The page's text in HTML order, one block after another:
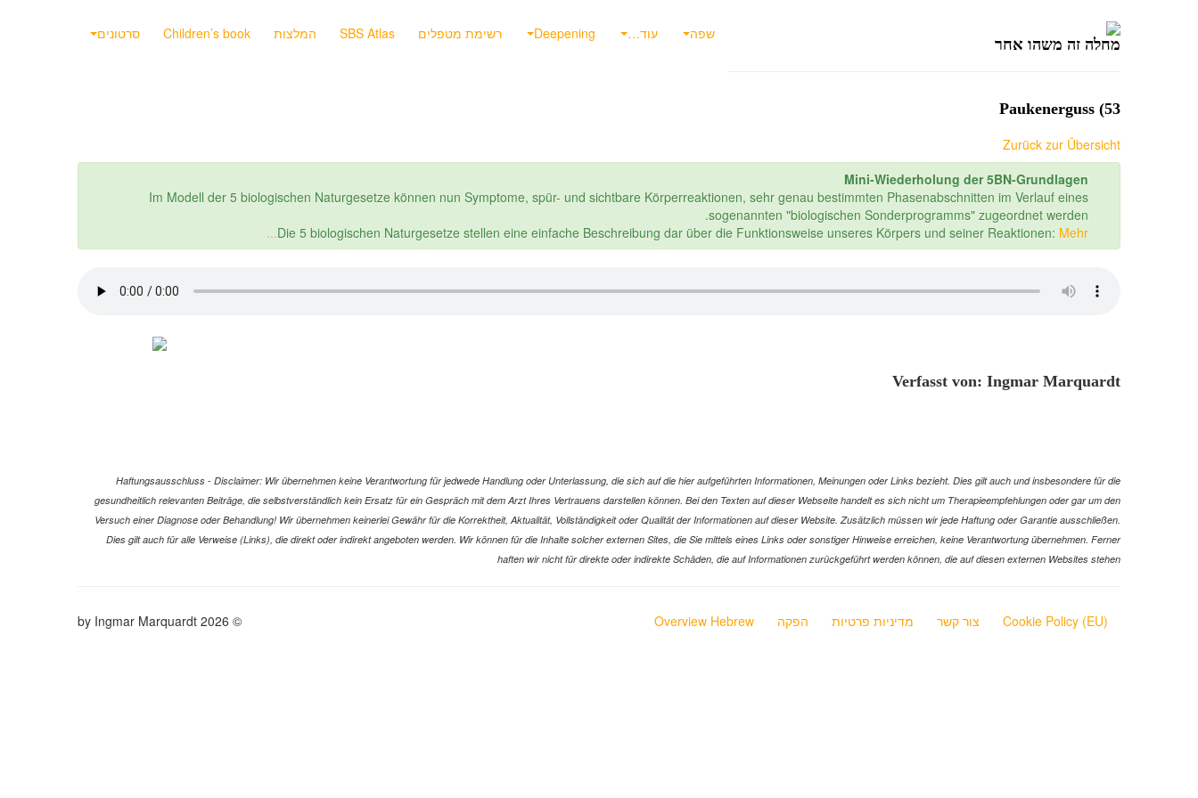
סרטונים Children’s book המלצות SBS Atlas רשימת מטפלים Deepening עוד… שפה
מחלה זה משהו אחר
53) Paukenerguss
Zurück zur Übersicht
Mini-Wiederholung der 5BN-Grundlagen
Im Modell der 5 biologischen Naturgesetze können nun Symptome, spür- und sichtbare Körperreaktionen, sehr genau bestimmten Phasenabschnitten im Verlauf eines
sogenannten "biologischen Sonderprogramms" zugeordnet werden.
Die 5 biologischen Naturgesetze stellen eine einfache Beschreibung dar über die Funktionsweise unseres Körpers und seiner Reaktionen: Mehr...
Verfasst von: Ingmar Marquardt
Haftungsausschluss - Disclaimer: Wir übernehmen keine Verantwortung für jedwede Handlung oder Unterlassung, die sich auf die hier aufgeführten Informationen, Meinungen oder Links bezieht. Dies gilt auch und insbesondere für die
gesundheitlich relevanten Beiträge, die selbstverständlich kein Ersatz für ein Gespräch mit dem Arzt Ihres Vertrauens darstellen können. Bei den Texten auf dieser Webseite handelt es sich nicht um Therapieempfehlungen oder gar um den
Versuch einer Diagnose oder Behandlung! Wir übernehmen keinerlei Gewähr für die Korrektheit, Aktualität, Vollständigkeit oder Qualität der Informationen auf dieser Website. Zusätzlich müssen wir jede Haftung oder Garantie ausschließen.
Dies gilt auch für alle Verweise (Links), die direkt oder indirekt angeboten werden. Wir können für die Inhalte solcher externen Sites, die Sie mittels eines Links oder sonstiger Hinweise erreichen, keine Verantwortung übernehmen. Ferner
haften wir nicht für direkte oder indirekte Schäden, die auf Informationen zurückgeführt werden können, die auf diesen externen Websites stehen
© 2026 by Ingmar Marquardt Overview Hebrew הפקה מדיניות פרטיות צור קשר Cookie Policy (EU)